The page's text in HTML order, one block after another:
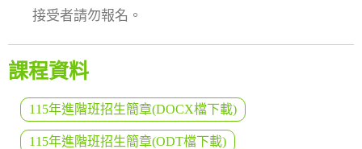
接受者請勿報名。
課程資料
115年進階班招生簡章(DOCX檔下載)
115年進階班招生簡章(ODT檔下載)